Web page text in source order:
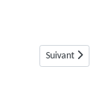
(06)
Article suivant :
Suivant